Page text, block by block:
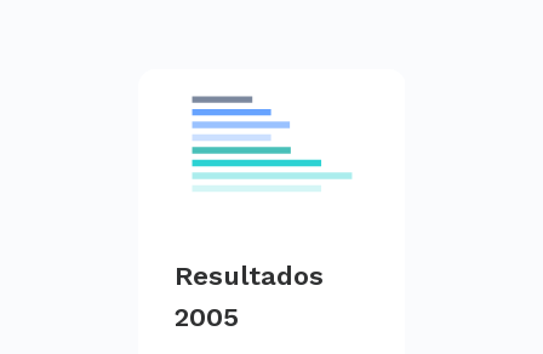
Resultados
2005